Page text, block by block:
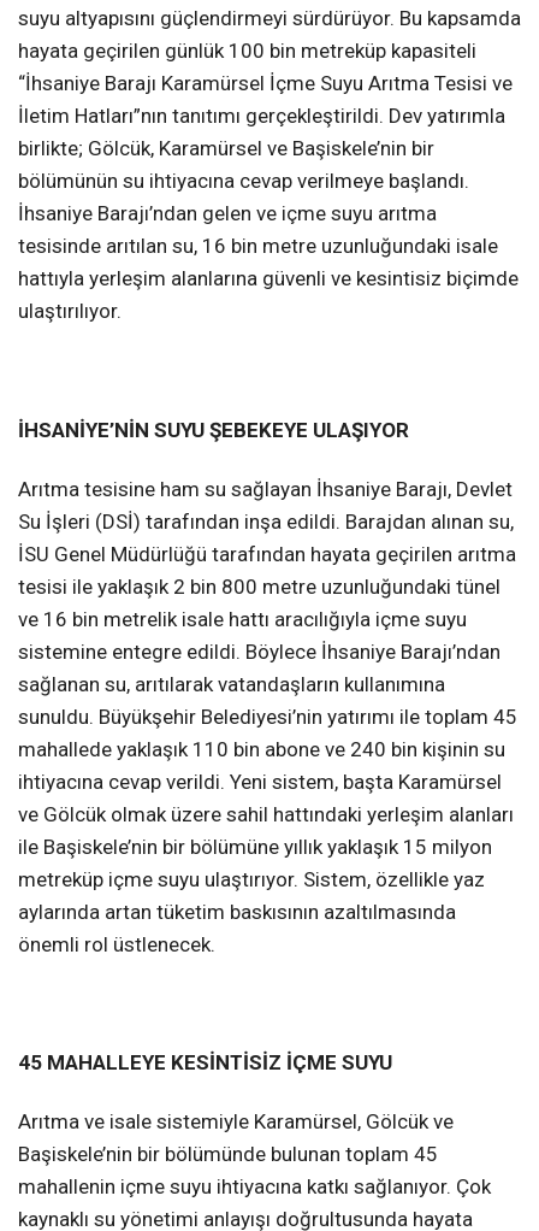
suyu altyapısını güçlendirmeyi sürdürüyor. Bu kapsamda
hayata geçirilen günlük 100 bin metreküp kapasiteli
“İhsaniye Barajı Karamürsel İçme Suyu Arıtma Tesisi ve
İletim Hatları”nın tanıtımı gerçekleştirildi. Dev yatırımla
birlikte; Gölcük, Karamürsel ve Başiskele’nin bir
bölümünün su ihtiyacına cevap verilmeye başlandı.
İhsaniye Barajı’ndan gelen ve içme suyu arıtma
tesisinde arıtılan su, 16 bin metre uzunluğundaki isale
hattıyla yerleşim alanlarına güvenli ve kesintisiz biçimde
ulaştırılıyor.
İHSANİYE’NİN SUYU ŞEBEKEYE ULAŞIYOR
Arıtma tesisine ham su sağlayan İhsaniye Barajı, Devlet
Su İşleri (DSİ) tarafından inşa edildi. Barajdan alınan su,
İSU Genel Müdürlüğü tarafından hayata geçirilen arıtma
tesisi ile yaklaşık 2 bin 800 metre uzunluğundaki tünel
ve 16 bin metrelik isale hattı aracılığıyla içme suyu
sistemine entegre edildi. Böylece İhsaniye Barajı’ndan
sağlanan su, arıtılarak vatandaşların kullanımına
sunuldu. Büyükşehir Belediyesi’nin yatırımı ile toplam 45
mahallede yaklaşık 110 bin abone ve 240 bin kişinin su
ihtiyacına cevap verildi. Yeni sistem, başta Karamürsel
ve Gölcük olmak üzere sahil hattındaki yerleşim alanları
ile Başiskele’nin bir bölümüne yıllık yaklaşık 15 milyon
metreküp içme suyu ulaştırıyor. Sistem, özellikle yaz
aylarında artan tüketim baskısının azaltılmasında
önemli rol üstlenecek.
45 MAHALLEYE KESİNTİSİZ İÇME SUYU
Arıtma ve isale sistemiyle Karamürsel, Gölcük ve
Başiskele’nin bir bölümünde bulunan toplam 45
mahallenin içme suyu ihtiyacına katkı sağlanıyor. Çok
kaynaklı su yönetimi anlayışı doğrultusunda hayata